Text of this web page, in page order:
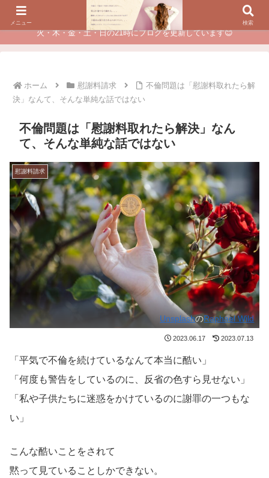
夫に不倫されたつらい経験が、あなたのチャンスに変わるカウンセリング
火・木・金・土・日の21時にブログを更新しています😊
ホーム 慰謝料請求
不倫問題は「慰謝料取れたら解
決」なんて、そんな単純な話ではない
不倫問題は「慰謝料取れたら解決」なん
て、そんな単純な話ではない
慰謝料請求
UnsplashのRaphael Wild
2023.06.17 2023.07.13
「平気で不倫を続けているなんて本当に酷い」
「何度も警告をしているのに、反省の色すら見せない」
「私や子供たちに迷惑をかけているのに謝罪の一つもな
い」
こんな酷いことをされて
黙って見ていることしかできない。
メニュー 検索